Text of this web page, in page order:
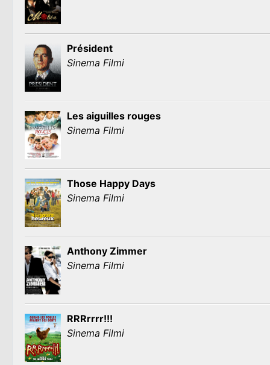
Président
Sinema Filmi
Les aiguilles rouges
Sinema Filmi
Those Happy Days
Sinema Filmi
Anthony Zimmer
Sinema Filmi
RRRrrrr!!!
Sinema Filmi